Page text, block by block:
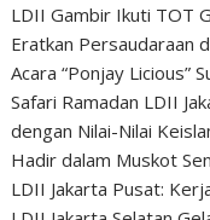
LDII Gambir Ikuti TOT
Eratkan Persaudaraan
Acara “Ponjay Licious”
Safari Ramadan LDII
dengan Nilai-Nilai
Hadir dalam Muskot
LDII Jakarta Pusat: